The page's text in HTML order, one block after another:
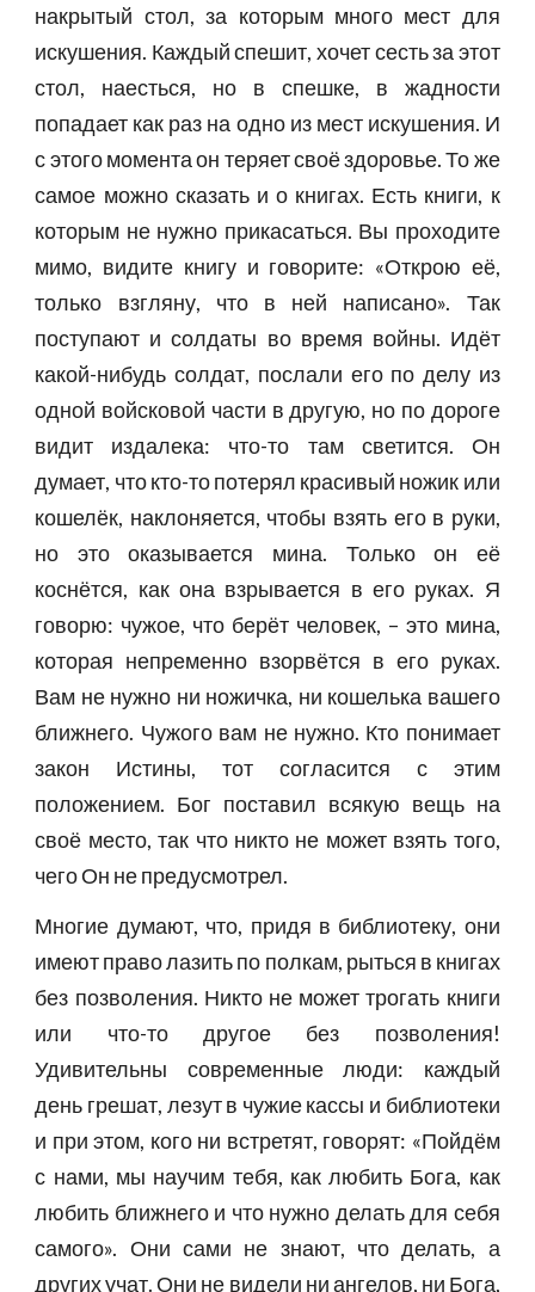
накрытый стол, за которым много мест для
искушения. Каждый спешит, хочет сесть за этот
стол, наесться, но в спешке, в жадности
попадает как раз на одно из мест искушения. И
с этого момента он теряет своё здоровье. То же
самое можно сказать и о книгах. Есть книги, к
которым не нужно прикасаться. Вы проходите
мимо, видите книгу и говорите: «Открою её,
только взгляну, что в ней написано». Так
поступают и солдаты во время войны. Идёт
какой-нибудь солдат, послали его по делу из
одной войсковой части в другую, но по дороге
видит издалека: что-то там светится. Он
думает, что кто-то потерял красивый ножик или
кошелёк, наклоняется, чтобы взять его в руки,
но это оказывается мина. Только он её
коснётся, как она взрывается в его руках. Я
говорю: чужое, что берёт человек, – это мина,
которая непременно взорвётся в его руках.
Вам не нужно ни ножичка, ни кошелька вашего
ближнего. Чужого вам не нужно. Кто понимает
закон Истины, тот согласится с этим
положением. Бог поставил всякую вещь на
своё место, так что никто не может взять того,
чего Он не предусмотрел.
Многие думают, что, придя в библиотеку, они
имеют право лазить по полкам, рыться в книгах
без позволения. Никто не может трогать книги
или что-то другое без позволения!
Удивительны современные люди: каждый
день грешат, лезут в чужие кассы и библиотеки
и при этом, кого ни встретят, говорят: «Пойдём
с нами, мы научим тебя, как любить Бога, как
любить ближнего и что нужно делать для себя
самого». Они сами не знают, что делать, а
других учат. Они не видели ни ангелов, ни Бога,